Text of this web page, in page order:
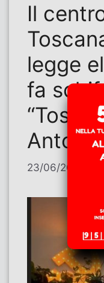
Il
legge
fa
23/06/2026